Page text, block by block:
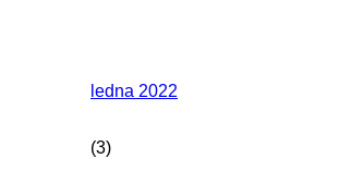
ledna 2022
(3)